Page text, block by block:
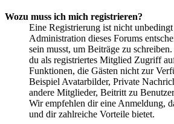
Wozu muss ich mich registrieren?
Eine Registrierung ist nicht
Administration dieses Forums
sein musst, um Beiträge zu
du als registriertes Mitglied Zugriff
Funktionen, die Gästen nicht zur
Beispiel Avatarbilder, Private
andere Mitglieder, Beitritt zu
Wir empfehlen dir eine Anmeldung,
und dir zahlreiche Vorteile bietet.